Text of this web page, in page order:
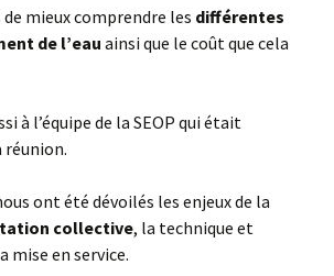
mieux comprendre les différentes
de l’eauainsi que le coût que cela
à l’équipe de la SEOP qui était
réunion.
ont été dévoilés les enjeux de la
collective, la technique et
mise en service.